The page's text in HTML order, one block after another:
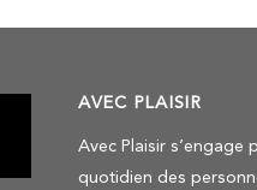
AVEC PLAISIR
Avec Plaisir s’engage
quotidien des